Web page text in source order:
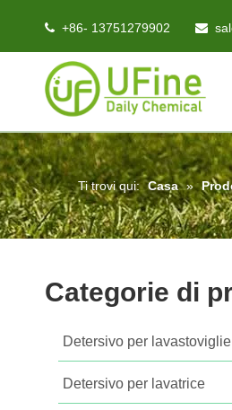
 +86- 13751279902 
Ti trovi qui: Casa »
Categorie di
Detersivo per lavastoviglie
Detersivo per lavatrice